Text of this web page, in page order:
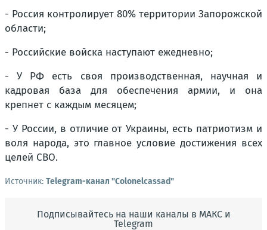
- Россия контролирует 80% территории Запорожской
области;
- Российские войска наступают ежедневно;
- У РФ есть своя производственная, научная и
кадровая база для обеспечения армии, и она
крепнет с каждым месяцем;
- У России, в отличие от Украины, есть патриотизм и
воля народа, это главное условие достижения всех
целей СВО.
Источник: Telegram-канал "Colonelcassad"
Подписывайтесь на наши каналы в МАКС и
Telegram